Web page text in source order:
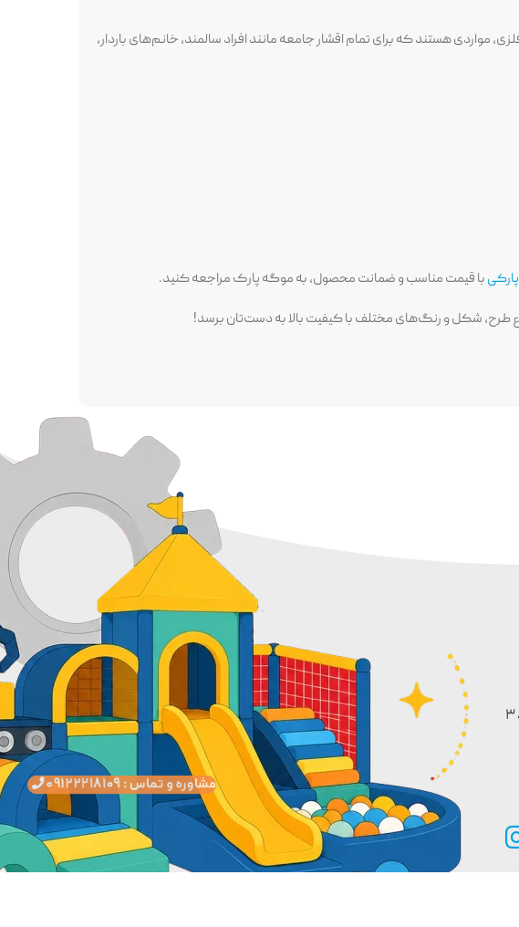
هستند که برای تمام اقشار جامعه مانند افراد سالمند، خانم‌های باردار،
با قیمت مناسب و ضمانت محصول، به موگه پارک مراجعه کنید.
طرح، شکل‌ و رنگ‌های مختلف با کیفیت بالا به دست‌تان برسد!
شرقی – نبش شانزده متری دوم – پلاک ۷۸/۱ طبقه ۲ واحد ۳
مشاوره و تماس : ۰۹۱۲۲۲۱۸۱۰۹